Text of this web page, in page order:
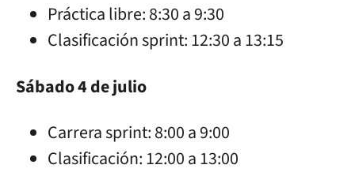
Práctica libre: 8:30 a 9:30
Clasificación sprint: 12:30 a 13:15
Sábado 4 de julio
Carrera sprint: 8:00 a 9:00
Clasificación: 12:00 a 13:00